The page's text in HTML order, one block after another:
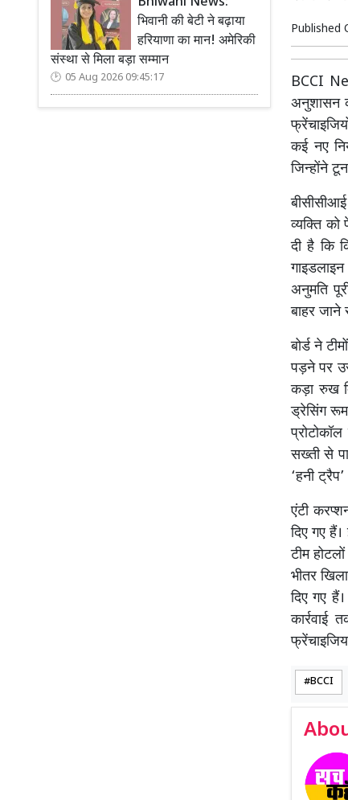
भिवानी की बेटी ने बढ़ाया
हरियाणा का मान! अमेरिकी
संस्था से मिला बड़ा सम्मान
05 Aug 2026 09:45:17
Published
BCCI
अनुशासन
कई नए
जिन्होंने
व्यक्ति को
दी है कि
अनुमति
बाहर जाने
बोर्ड ने
पड़ने पर
कड़ा रुख
ड्रेसिंग
सख्ती से
‘हनी
एंटी
दिए गए
टीम
भीतर
दिए गए
BCCI